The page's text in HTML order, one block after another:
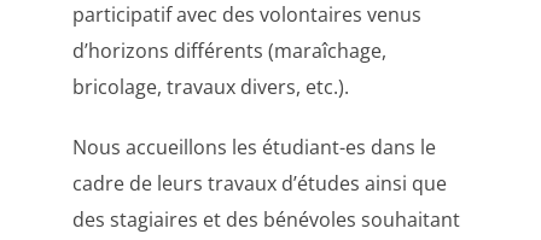
participatif avec des volontaires venus
d’horizons différents (maraîchage,
bricolage, travaux divers, etc.).
Nous accueillons les étudiant-es dans le
cadre de leurs travaux d’études ainsi que
des stagiaires et des bénévoles souhaitant